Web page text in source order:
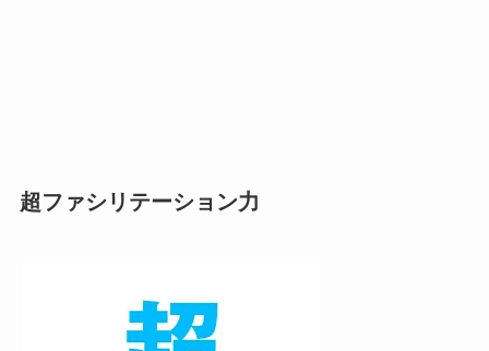
超ファシリテーション力